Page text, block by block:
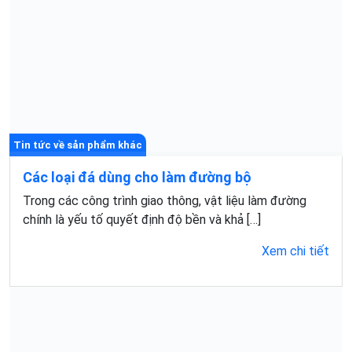
So sánh vữa xây tô trộn sẵn và xi măng pha cát
Trong lĩnh vực xây dựng, vữa là yếu tố quan trọng
quyết định độ chắc chắn của công trình cũng […]
Tin tức về sản phẩm khác